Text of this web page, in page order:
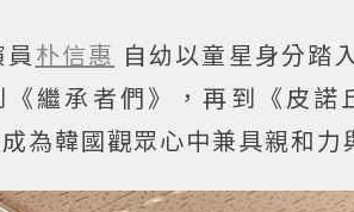
朴信惠 自幼以童星身分踏
《繼承者們》，再到《皮
為韓國觀眾心中兼具親和力